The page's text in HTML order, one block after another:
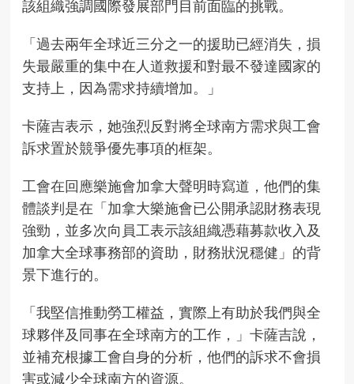
該組織強調國際發展部門目前面臨的挑戰。
「過去兩年全球近三分之一的援助已經消失，損
失最嚴重的集中在人道救援和對最不發達國家的
支持上，因為需求持續增加。」
卡薩吉表示，她強烈反對將全球南方需求與工會
訴求置於競爭優先事項的框架。
工會在回應樂施會加拿大聲明時寫道，他們的集
體談判是在「加拿大樂施會已公開承認財務表現
強勁，並多次向員工表示該組織憑藉募款收入及
加拿大全球事務部的資助，財務狀況穩健」的背
景下進行的。
「我堅信推動勞工權益，實際上有助於我們與全
球夥伴及同事在全球南方的工作，」卡薩吉說，
並補充根據工會自身的分析，他們的訴求不會損
害或減少全球南方的資源。